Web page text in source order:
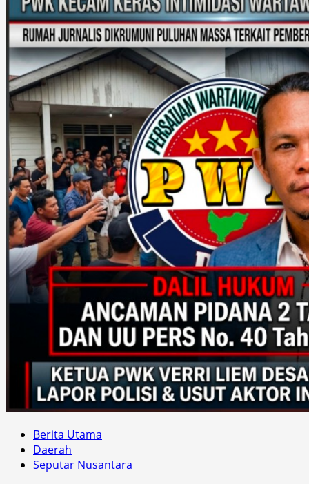
Berita Utama
Daerah
Seputar Nusantara